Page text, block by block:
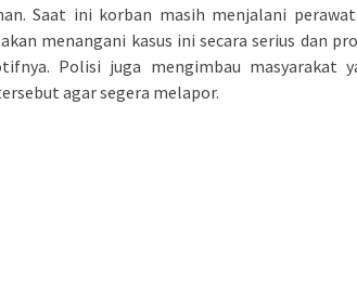
Saat ini korban masih menjalani
menangani kasus ini secara serius dan
Polisi juga mengimbau masyarakat
agar segera melapor.